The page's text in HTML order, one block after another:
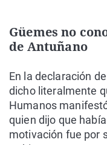
Güemes no
de Antuñano
En la declaración
dicho literalmente
Humanos
quien dijo que
motivación fue por